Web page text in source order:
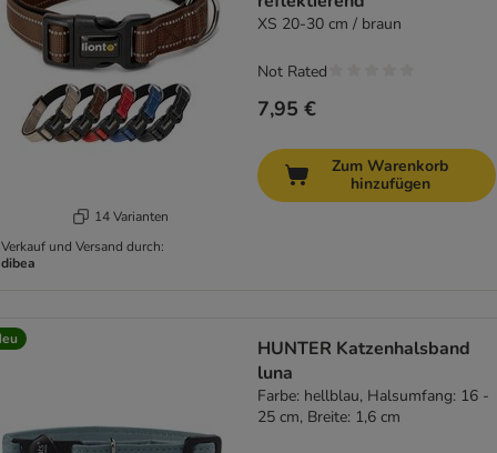
14 Varianten
Verkauf und Versand durch:
dibea
XS 20-30 cm / braun
7,95 €
Not Rated
Zum Warenkorb
hinzufügen
HUNTER Katzenhalsband
luna
Farbe: hellblau, Halsumfang: 16 -
25 cm, Breite: 1,6 cm